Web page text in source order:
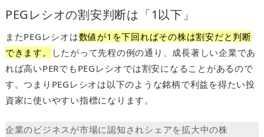
PEGレシオの割安判断は「1以下」
またPEGレシオは数値が1を下回ればその株は割安だと判断
できます。
したがって先程の例の通り、成長著しい企業であ
れば高いPERでもPEGレシオでは割安になることがあるので
す。つまりPEGレシオは以下のような銘柄で利益を得たい投
資家に使いやすい指標になります。
企業のビジネスが市場に認知されシェアを拡大中の株